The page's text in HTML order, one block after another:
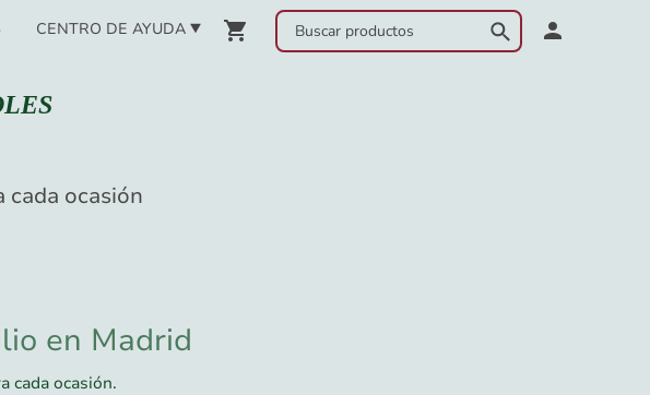
CENTRO DE AYUDA
cada ocasión
en Madrid
cada ocasión.